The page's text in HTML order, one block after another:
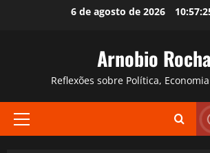
6 de agosto de 2026
Arnobio Rocha
Reflexões sobre Política,
Primary